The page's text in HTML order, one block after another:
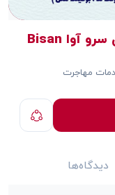
موسسه مهاجرتی بیسان سرو آوا Bisan
دیدگاه‌ها